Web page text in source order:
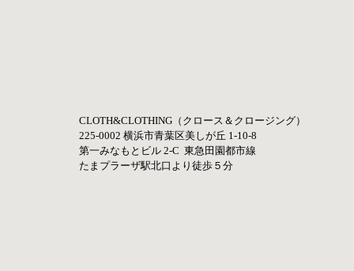
CLOTH&CLOTHING（クロース＆クロージング）
225-0002 横浜市青葉区美しが丘 1-10-8
第一みなもとビル 2-C  東急田園都市線
たまプラーザ駅北口より徒歩５分